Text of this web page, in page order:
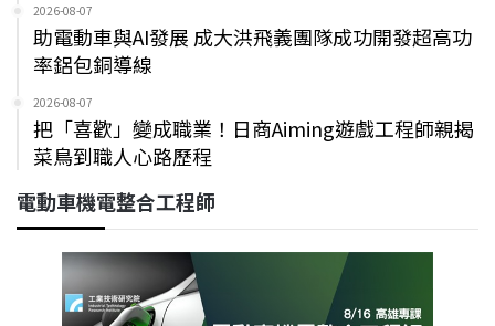
2026-08-07
助電動車與AI發展 成大洪飛義團隊成功開發超高功
率鋁包銅導線
2026-08-07
把「喜歡」變成職業！日商Aiming遊戲工程師親揭
菜鳥到職人心路歷程
電動車機電整合工程師